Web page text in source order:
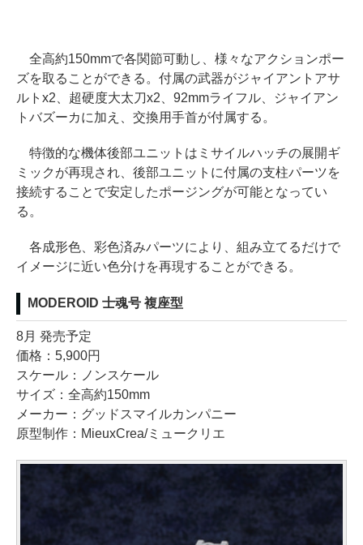
全高約150mmで各関節可動し、様々なアクションポー
ズを取ることができる。付属の武器がジャイアントアサ
ルトx2、超硬度大太刀x2、92mmライフル、ジャイアン
トバズーカに加え、交換用手首が付属する。
特徴的な機体後部ユニットはミサイルハッチの展開ギ
ミックが再現され、後部ユニットに付属の支柱パーツを
接続することで安定したポージングが可能となってい
る。
各成形色、彩色済みパーツにより、組み立てるだけで
イメージに近い色分けを再現することができる。
MODEROID 士魂号 複座型
8月 発売予定
価格：5,900円
スケール：ノンスケール
サイズ：全高約150mm
メーカー：グッドスマイルカンパニー
原型制作：MieuxCrea/ミュークリエ